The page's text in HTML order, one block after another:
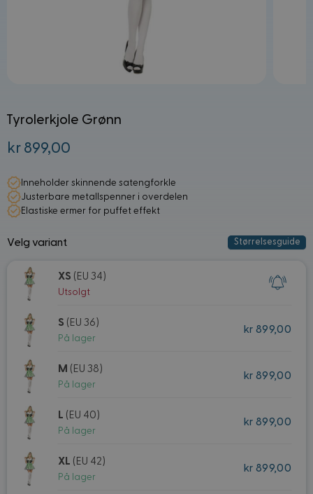
Tyrolerkjole Grønn
Fra:
kr 899,00
Inneholder skinnende satengforkle
Justerbare metallspenner i overdelen
Elastiske ermer for puffet effekt
Velg variant Størrelsesguide
XS (EU 34)
Utsolgt
S (EU 36)
På lager
kr 899,00
M (EU 38)
På lager
kr 899,00
L (EU 40)
På lager
kr 899,00
XL (EU 42)
På lager
kr 899,00